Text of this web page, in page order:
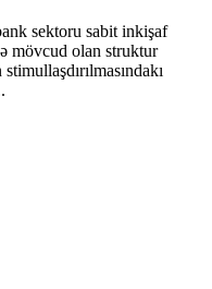
sektoru sabit inkişaf
mövcud olan struktur